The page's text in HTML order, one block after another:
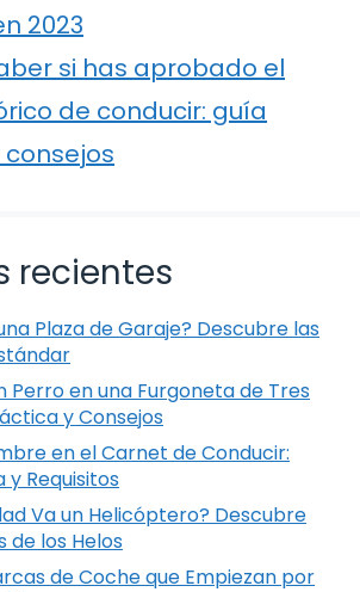
2023
si has aprobado el
de conducir: guía
recientes
Plaza de Garaje? Descubre las
Perro en una Furgoneta de Tres
y Consejos
en el Carnet de Conducir:
Requisitos
Va un Helicóptero? Descubre
de los Helos
de Coche que Empiezan por